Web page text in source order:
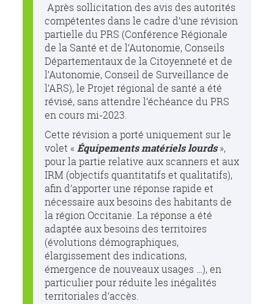
Après sollicitation des avis des autorités
compétentes dans le cadre d’une révision
partielle du PRS (Conférence Régionale
de la Santé et de l’Autonomie, Conseils
Départementaux de la Citoyenneté et de
l’Autonomie, Conseil de Surveillance de
l’ARS), le Projet régional de santé a été
révisé, sans attendre l’échéance du PRS
en cours mi-2023.
Cette révision a porté uniquement sur le
volet « Équipements matériels lourds»,
pour la partie relative aux scanners et aux
IRM (objectifs quantitatifs et qualitatifs),
afin d’apporter une réponse rapide et
nécessaire aux besoins des habitants de
la région Occitanie. La réponse a été
adaptée aux besoins des territoires
(évolutions démographiques,
élargissement des indications,
émergence de nouveaux usages …), en
particulier pour réduite les inégalités
territoriales d’accès.